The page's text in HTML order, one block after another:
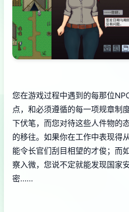
您在游戏过程中遇到的每那位
点，和必须遵循的每一项规章制
下伏笔，而您对待这些人件物的
的移往。如果你在工作中表现得
能令长官们刮目相望的才俊；而
察入微，您说不定就能发现国家
密……